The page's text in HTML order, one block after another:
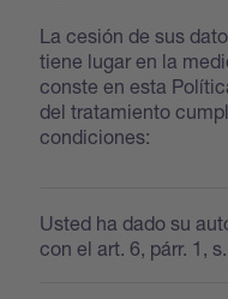
La cesión de sus
tiene lugar en la
conste en esta
del tratamiento
condiciones:
Usted ha dado su
con el art. 6, párr. 1,